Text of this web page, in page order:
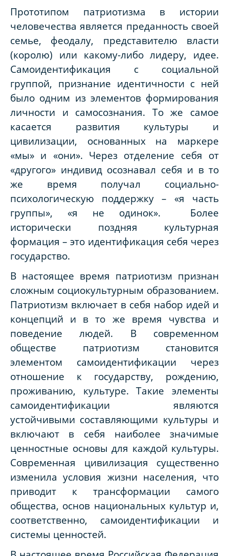
Прототипом патриотизма в истории
человечества является преданность своей
семье, феодалу, представителю власти
(королю) или какому-либо лидеру, идее.
Самоидентификация с социальной
группой, признание идентичности с ней
было одним из элементов формирования
личности и самосознания. То же самое
касается развития культуры и
цивилизации, основанных на маркере
«мы» и «они». Через отделение себя от
«другого» индивид осознавал себя и в то
же время получал социально-
психологическую поддержку – «я часть
группы», «я не одинок». Более
исторически поздняя культурная
формация – это идентификация себя через
государство.
В настоящее время патриотизм признан
сложным социокультурным образованием.
Патриотизм включает в себя набор идей и
концепций и в то же время чувства и
поведение людей. В современном
обществе патриотизм становится
элементом самоидентификации через
отношение к государству, рождению,
проживанию, культуре. Такие элементы
самоидентификации являются
устойчивыми составляющими культуры и
включают в себя наиболее значимые
ценностные основы для каждой культуры.
Современная цивилизация существенно
изменила условия жизни населения, что
приводит к трансформации самого
общества, основ национальных культур и,
соответственно, самоидентификации и
системы ценностей.